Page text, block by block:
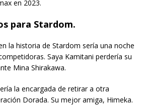
en 2023.
para Stardom.
la historia de Stardom sería una noche
Saya Kamitani perdería su
Mina Shirakawa.
la encargada de retirar a otra
Dorada. Su mejor amiga, Himeka.